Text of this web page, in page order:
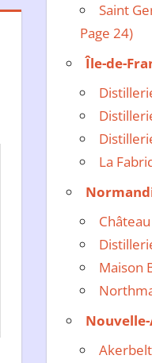
Saint
Page 24)
Île-de-
La
Maison